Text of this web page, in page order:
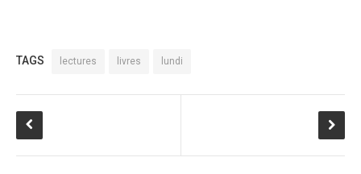
TAGS lectures livres lundi